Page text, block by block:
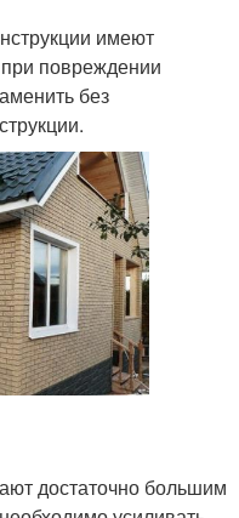
имеют
повреждении
без
достаточно большим